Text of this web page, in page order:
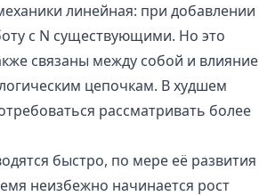
линейная: при добавлении
c N существующими. Но это
связаны между собой и влияние
цепочкам. В худшем
рассматривать более
быстро, по мере её развития
неизбежно начинается рост